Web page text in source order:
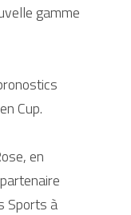
gamme
Cup.
en
Sports à